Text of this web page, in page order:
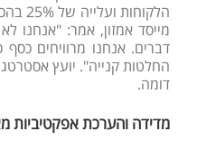
מייסד אמזון, אמר: "אנחנו
דברים. אנחנו מרוויחים
דומה.
מדידה והערכת אפקטיביות